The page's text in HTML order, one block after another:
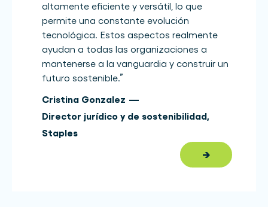
altamente eficiente y versátil, lo que
permite una constante evolución
tecnológica. Estos aspectos realmente
ayudan a todas las organizaciones a
mantenerse a la vanguardia y construir un
futuro sostenible.”
Cristina Gonzalez —
Director jurídico y de sostenibilidad,
Staples
→